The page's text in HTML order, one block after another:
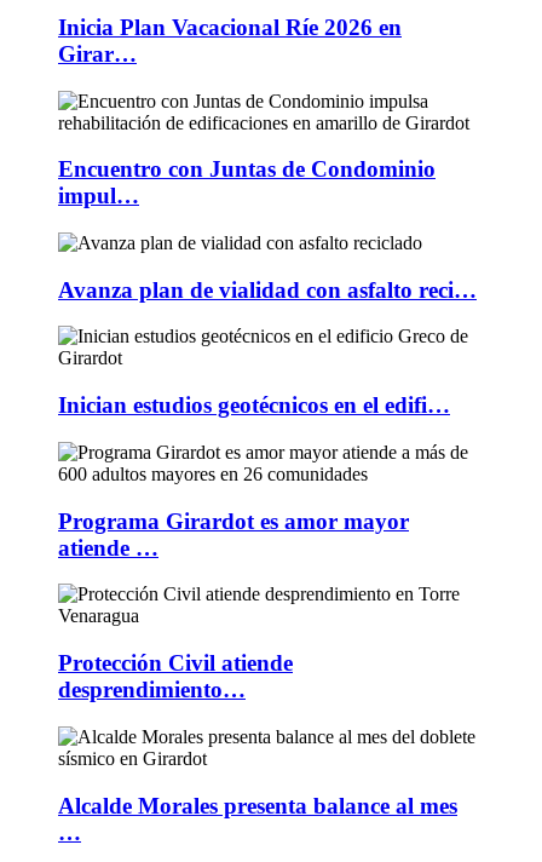
Inicia Plan Vacacional Ríe 2026 en
Girar…
Encuentro con Juntas de Condominio
impul…
Avanza plan de vialidad con asfalto reci…
Inician estudios geotécnicos en el edifi…
Programa Girardot es amor mayor
atiende …
Protección Civil atiende
desprendimiento…
Alcalde Morales presenta balance al mes
…